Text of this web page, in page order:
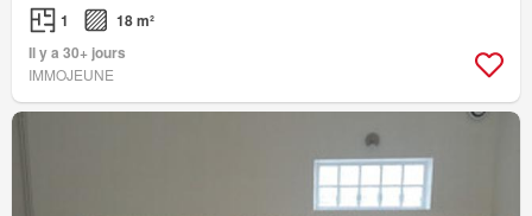
1
18 m²
Il y a 30+ jours
IMMOJEUNE